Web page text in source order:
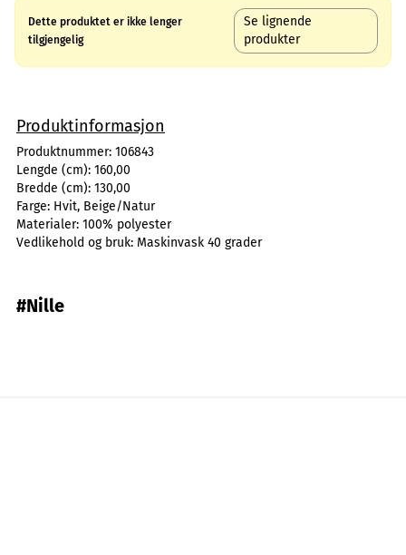
Dette produktet er ikke lenger
tilgjengelig
Se lignende
produkter
Produktinformasjon
Produktnummer: 106843
Lengde (cm): 160,00
Bredde (cm): 130,00
Farge: Hvit, Beige/Natur
Materialer: 100% polyester
Vedlikehold og bruk: Maskinvask 40 grader
#Nille